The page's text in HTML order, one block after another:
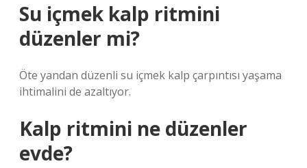
Su içmek kalp ritmini
düzenler mi?
Öte yandan düzenli su içmek kalp çarpıntısı yaşama
ihtimalini de azaltıyor.
Kalp ritmini ne düzenler
evde?